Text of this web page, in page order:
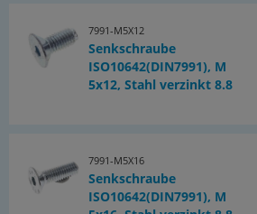
7991-M5X12
Senkschraube
ISO10642(DIN7991), M
5x12, Stahl verzinkt 8.8
7991-M5X16
Senkschraube
ISO10642(DIN7991), M